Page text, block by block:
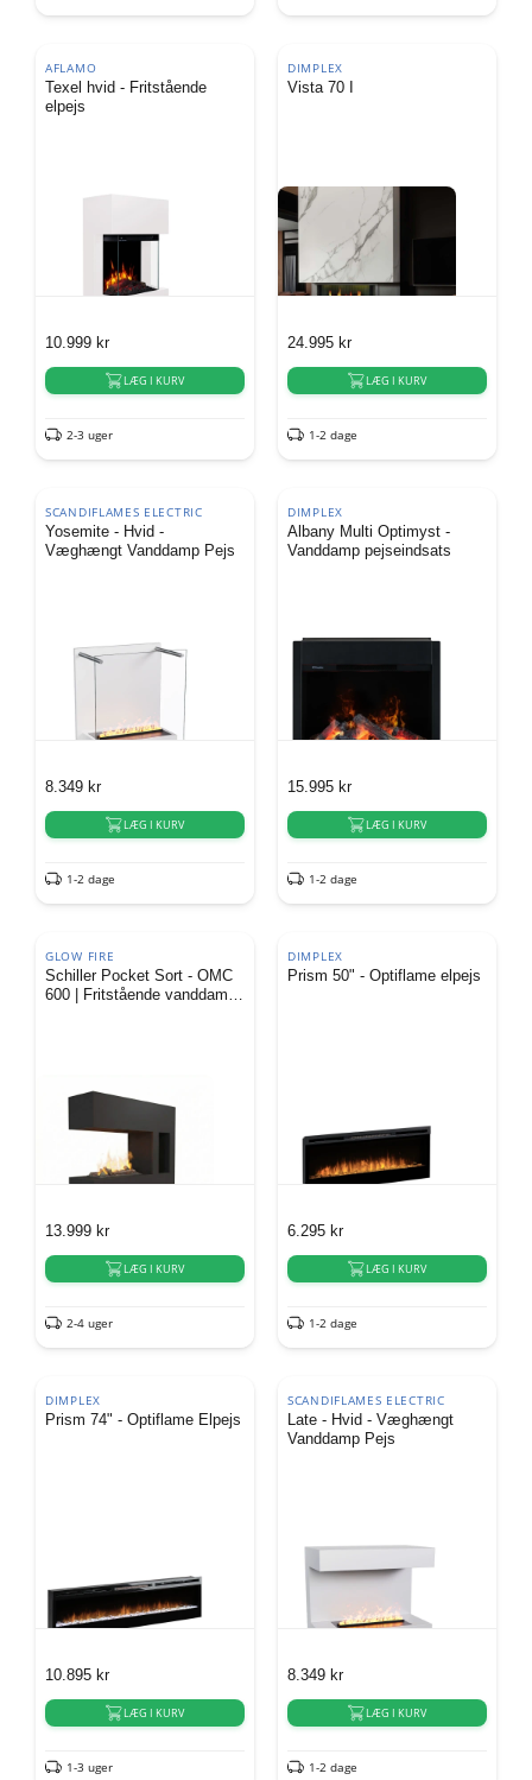
AFLAMO
Texel hvid - Fritstående
elpejs
10.999 kr
LÆG I KURV
2-3 uger
DIMPLEX
Vista 70 I
24.995 kr
LÆG I KURV
1-2 dage
SCANDIFLAMES ELECTRIC
Yosemite - Hvid -
Væghængt Vanddamp Pejs
8.349 kr
LÆG I KURV
1-2 dage
DIMPLEX
Albany Multi Optimyst -
Vanddamp pejseindsats
15.995 kr
LÆG I KURV
1-2 dage
GLOW FIRE
Schiller Pocket Sort - OMC
600 | Fritstående vanddamp
13.999 kr
LÆG I KURV
2-4 uger
DIMPLEX
Prism 50" - Optiflame elpejs
6.295 kr
LÆG I KURV
1-2 dage
DIMPLEX
Prism 74" - Optiflame Elpejs
10.895 kr
LÆG I KURV
1-3 uger
SCANDIFLAMES ELECTRIC
Late - Hvid - Væghængt
Vanddamp Pejs
8.349 kr
LÆG I KURV
1-2 dage